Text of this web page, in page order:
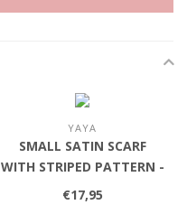
YAYA
SMALL SATIN SCARF
WITH STRIPED PATTERN -
BEIGE DESSIN
€17,95